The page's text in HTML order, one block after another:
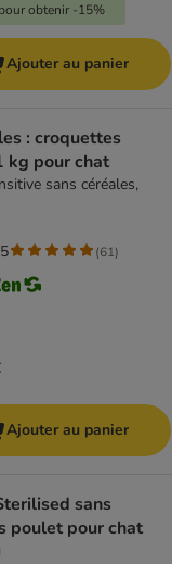
obtenir -15%
Ajouter au panier
: croquettes
kg pour chat
sans céréales,
(61)
Ajouter au panier
sans
poulet pour chat